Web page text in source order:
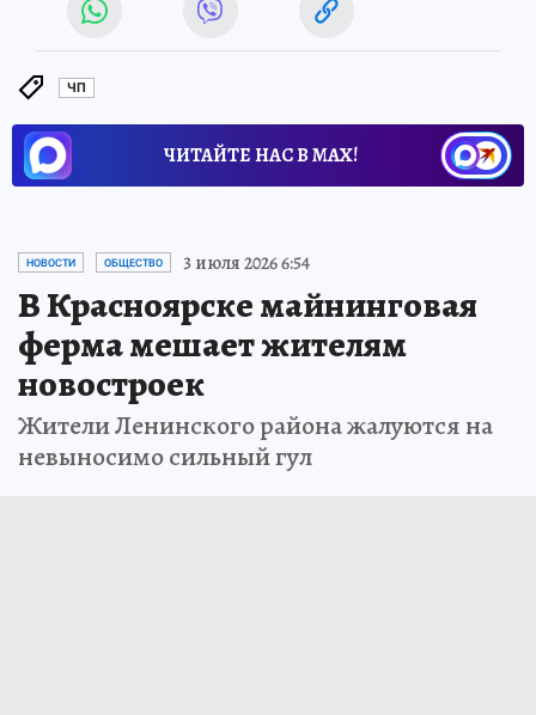
ЧП
ЧИТАЙТЕ НАС В МАХ!
НОВОСТИ ОБЩЕСТВО 3 июля 2026 6:54
В Красноярске майнинговая
ферма мешает жителям
новостроек
Жители Ленинского района жалуются на
невыносимо сильный гул